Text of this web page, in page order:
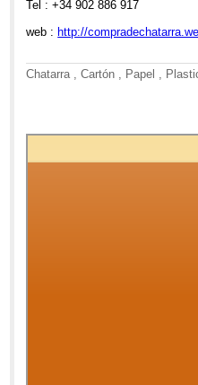
Tel : +34 902 886 917
web :http://
Chatarra , Cartón , Papel ,